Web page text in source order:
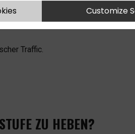
Traffic.
ZU HEBEN?
Customize